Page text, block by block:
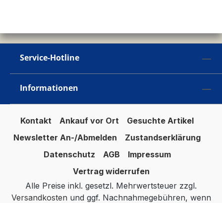
Service-Hotline
Informationen
Kontakt Ankauf vor Ort
Gesuchte Artikel
Newsletter An-/Abmelden
Zustandserklärung
Datenschutz
AGB
Impressum
Vertrag widerrufen
Alle Preise inkl. gesetzl. Mehrwertsteuer zzgl.
Versandkosten und ggf. Nachnahmegebühren, wenn